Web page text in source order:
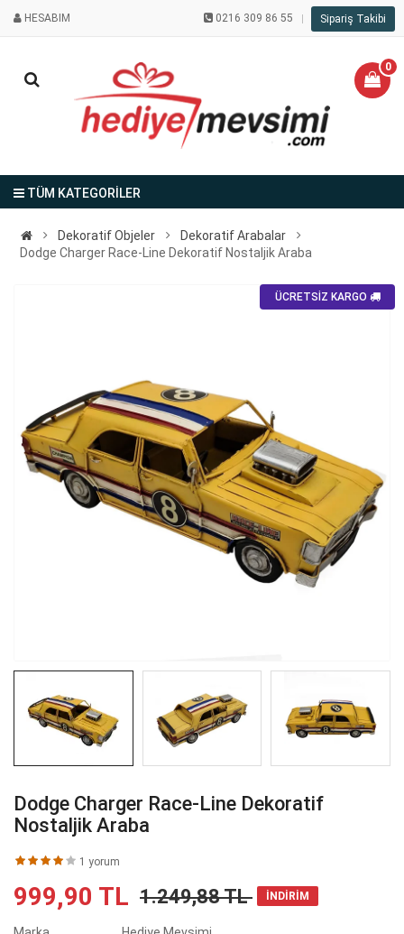
HESABIM 0216 309 86 55 Sipariş Takibi
0
TÜM KATEGORİLER
Dekoratif Objeler
Dekoratif Arabalar
Dodge Charger Race-Line Dekoratif Nostaljik Araba
ÜCRETSİZ KARGO
Dodge Charger Race-Line Dekoratif
Nostaljik Araba
1 yorum
999,90 TL 1.249,88 TL İNDİRİM